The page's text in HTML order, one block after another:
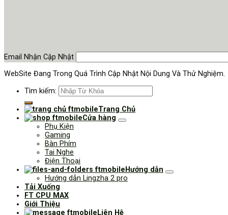
Email Nhận Cập Nhật
WebSite Đang Trong Quá Trình Cập Nhật Nội Dung Và Thử Nghiệm.
Tìm kiếm:
Trang Chủ
Cửa hàng
Phụ Kiện
Gaming
Bàn Phím
Tai Nghe
Điện Thoại
Hướng dẫn
Hướng dẫn Lingzha 2 pro
Tải Xuống
FT CPU MAX
Giới Thiệu
Liên Hệ